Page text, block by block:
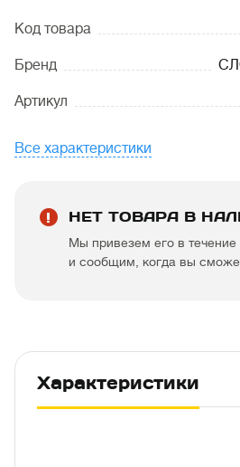
Код товара
Бренд
Артикул
Все характеристики
НЕТ ТОВАРА В
Мы привезем его в течение
и сообщим, когда вы
Характеристики